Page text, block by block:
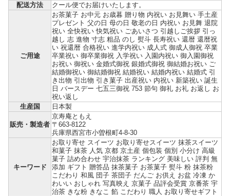
配送方法
クール便でお届けいたします。
ご用途
お茶菓子 お中元 お歳暮 贈り物 内祝い お見舞い 手土産
プレゼント 父の日 母の日 敬老の日 内祝い お見舞 退院
祝い 全快祝い 快気祝い ごあいさつ 引越しご挨拶 引っ
越し 志 進物 寸志 粗品 のし 熨斗 長寿祝い 還暦 還暦祝
い 祝還暦 合格祝い 進学内祝い 成人式 御成人御祝 卒業
卒業祝い 御卒業御祝 入学祝い 入園内祝い 御入園御祝
お祝い 御祝い 金婚式御祝 銀婚式御祝 御結婚お祝い ご
結婚御祝い 御結婚御祝 結婚祝い 結婚内祝い 結婚式 引
き出物 引出物 引き菓子 出産祝い 内祝い 新築祝い 誕生
日 バースデー 七五三御祝 753 節句 御礼 お礼 お返し お
祝い返し
生産国
日本製
販売・製造者
京寿庵ともえ
〒663-8122
兵庫県西宮市小曽根町4-8-30
キーワード
お取り寄せ スイーツ お取り寄せスイーツ 抹茶スイーツ
和菓子 抹茶 人気 京都 京土産 個包装 個別 小分け 高級
菓子 詰め合わせ 宇治抹茶 ランキング 美味しい 評判 無
添加 ギフト 贈答品 抹茶菓子 お茶菓子 熨斗 粉 抹茶粉
こだわり 和風 団子 茶団子 だんご お供え お盆 冷凍 か
わいい おしゃれ 写真映え 京菓子 品評会受賞 京番茶 宇
治茶 きな粉 きなこ 餡 こだわり 職人 お取り寄せギフト